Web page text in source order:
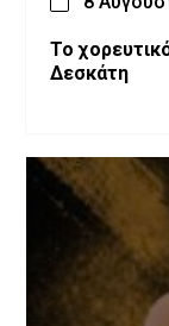
Το
Δεσκάτη